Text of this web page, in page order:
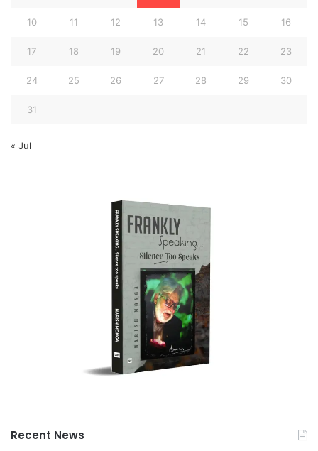
10 11 12 13 14 15 16
17 18 19 20 21 22 23
24 25 26 27 28 29 30
31
« Jul
Recent News